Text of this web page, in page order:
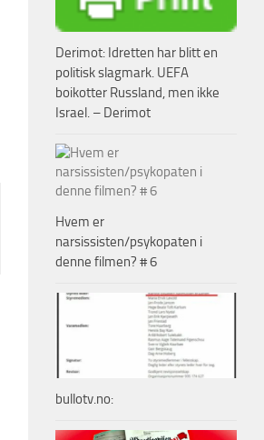
Derimot: Idretten har blitt en
politisk slagmark. UEFA
boikotter Russland, men ikke
Israel. – Derimot
Hvem er
narsissisten/psykopaten i
denne filmen? # 6
bullotv.no: